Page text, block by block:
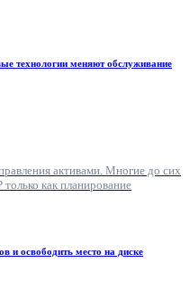
технологии меняют обслуживание
активами. Многие до сих
как планирование
и освободить место на диске